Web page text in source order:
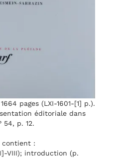
pages (LXI-1601-[1] p.).
éditoriale dans
54, p. 12.
contient :
VIII); introduction (p.